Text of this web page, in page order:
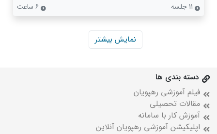
نمایش بیشتر
دسته بندی ها
فیلم آموزشی رهپویان
مقالات تحصیلی
آموزش کار با سامانه
اپلیکیشن آموزشی رهپویان آنلاین